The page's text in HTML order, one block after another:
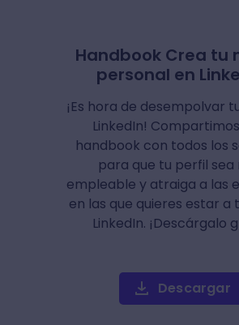
Handbook Crea tu
personal en
¡Es hora de desempolvar
LinkedIn!
handbook con todos los
para que tu perfil sea
empleable y atraiga a las
en las que quieres estar a
LinkedIn. ¡Descárgalo
Descargar